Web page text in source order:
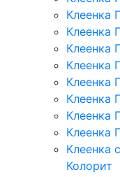
Клеенка
Клеенка
Клеенка
Клеенка
Клеенка
Клеенка
Клеенка
Клеенка
Клеенка
Колорит